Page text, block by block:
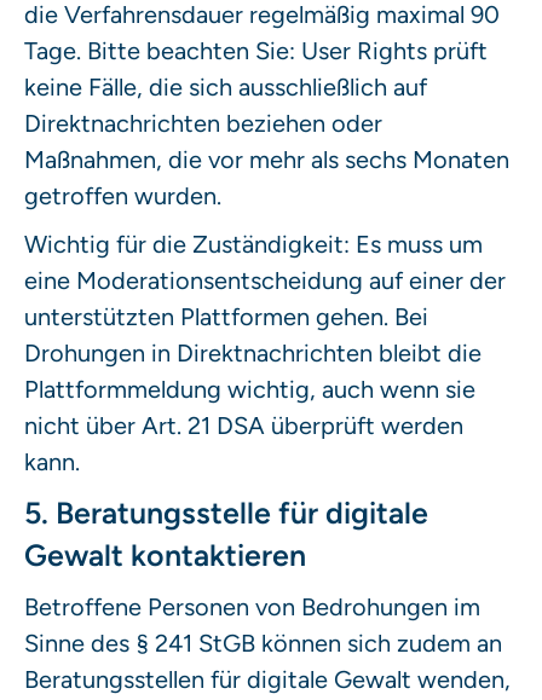
die Verfahrensdauer regelmäßig maximal 90
Tage. Bitte beachten Sie: User Rights prüft
keine Fälle, die sich ausschließlich auf
Direktnachrichten beziehen oder
Maßnahmen, die vor mehr als sechs Monaten
getroffen wurden.
Wichtig für die Zuständigkeit: Es muss um
eine Moderationsentscheidung auf einer der
unterstützten Plattformen gehen. Bei
Drohungen in Direktnachrichten bleibt die
Plattformmeldung wichtig, auch wenn sie
nicht über Art. 21 DSA überprüft werden
kann.
5. Beratungsstelle für digitale
Gewalt kontaktieren
Betroffene Personen von Bedrohungen im
Sinne des § 241 StGB können sich zudem an
Beratungsstellen für digitale Gewalt wenden,